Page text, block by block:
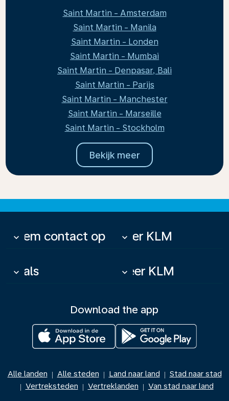
Saint Martin - Amsterdam
Saint Martin - Manila
Saint Martin - Londen
Saint Martin - Mumbai
Saint Martin - Denpasar, Bali
Saint Martin - Parijs
Saint Martin - Manchester
Saint Martin - Marseille
Saint Martin - Stockholm
Bekijk meer
Neem contact op
keyboard_arrow_down Over KLM
keyboard_arrow_down
Deals
keyboard_arrow_down Meer KLM
keyboard_arrow_down
Download the app
Alle landen | Alle steden | Land naar land | Stad naar stad
| Vertreksteden | Vertreklanden | Van stad naar land